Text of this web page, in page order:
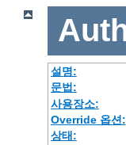
설명:
문법:
사용장소:
Override 옵션:
상태: